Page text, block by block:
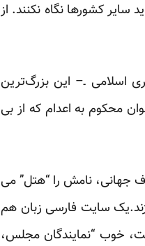
کشورها نگاه نکنند. از
ـ– این بزرگ‌ترین
محکوم به اعدام که از بی
جهانی، نامش را “هتل” می
سایت فارسی زبان هم
خوب “نمایندگان مجلس،